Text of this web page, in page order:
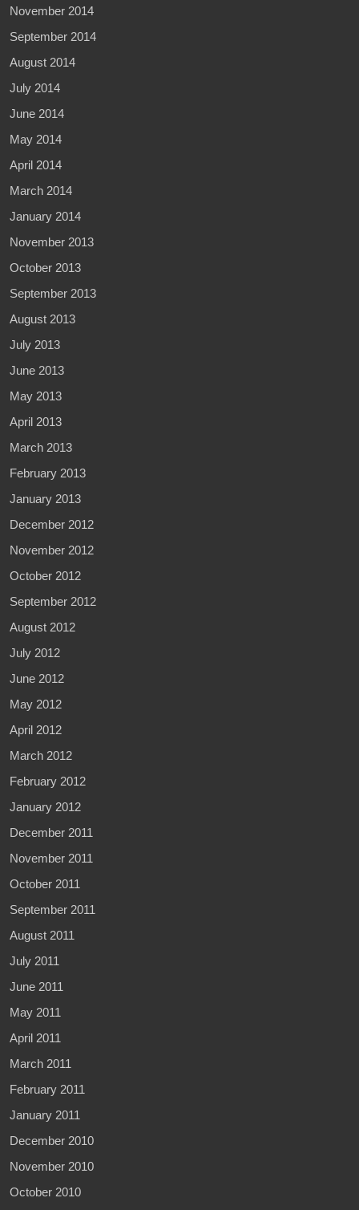
November 2014
September 2014
August 2014
July 2014
June 2014
May 2014
April 2014
March 2014
January 2014
November 2013
October 2013
September 2013
August 2013
July 2013
June 2013
May 2013
April 2013
March 2013
February 2013
January 2013
December 2012
November 2012
October 2012
September 2012
August 2012
July 2012
June 2012
May 2012
April 2012
March 2012
February 2012
January 2012
December 2011
November 2011
October 2011
September 2011
August 2011
July 2011
June 2011
May 2011
April 2011
March 2011
February 2011
January 2011
December 2010
November 2010
October 2010